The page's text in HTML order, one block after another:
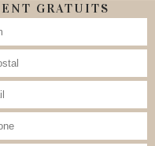
GRATUITS